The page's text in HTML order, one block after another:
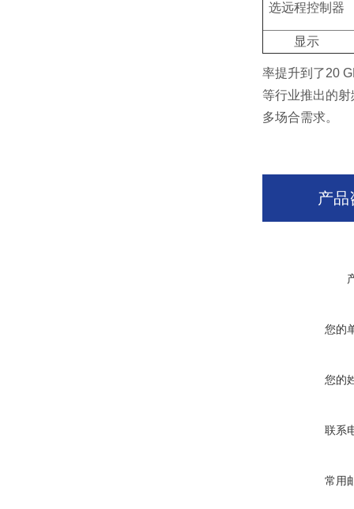
选远程
显
率提升到了20
等行业推出的
多场合需求。
产品
您的
您的
联系
常用